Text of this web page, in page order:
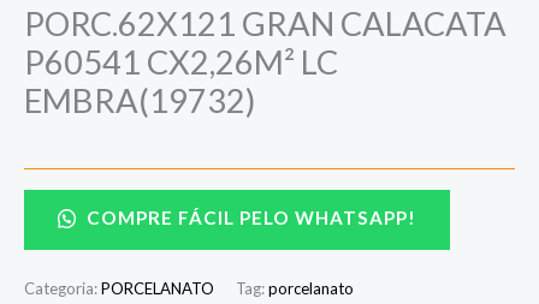
PORC.62X121 GRAN CALACATA
P60541 CX2,26M² LC
EMBRA(19732)
COMPRE FÁCIL PELO WHATSAPP!
Categoria:PORCELANATO Tag:porcelanato